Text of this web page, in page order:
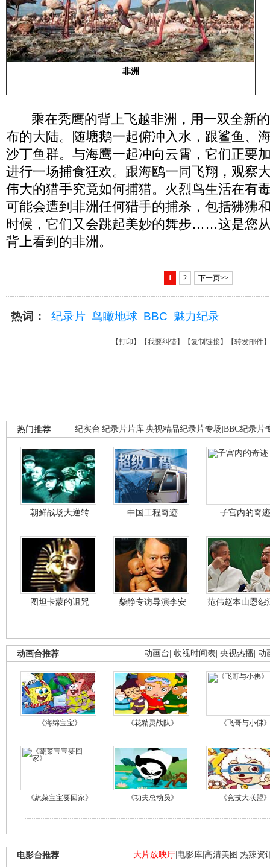
非洲
乘在秃鹰的背上飞越非洲，用一双全新的
布的大陆。随塘鹅一起俯冲入水，跟鲨鱼、
沙丁鱼群。与海鹰一起冲向云霄，它们正要
进行一场捕食狂欢。跟海鸥一同飞翔，观察
伟大的猎手究竟如何捕猎。火烈鸟生活在有
可能会遭到非洲任何猎手的捕杀，包括狒狒
时候，它们又会跳起美妙的舞步……这是您
背上看到的非洲。
1 2 下一页>>
热词： 纪录片 鸟瞰地球 BBC 魅力纪录
【打印 】【我要纠错】【复制链接】【转发邮件
纪实台 纪录片片库 央视精品纪录片专场 BBC纪录片
热门推荐
朝鲜战场大逆转 中国工程奇迹 子宫内的奇迹
图坦卡蒙的诅咒 柴静专访导演李安 范伟赵本山恩怨
动画台 收视时间表 央视热播 动
动画台推荐
《海绵宝宝》 《花精灵战队》 《飞哥与小佛》
《蔬菜宝宝要回家》 《功夫总动员》 《竞技大联盟》
大片放映厅 电影库 高清美图 热辣资
电影台推荐